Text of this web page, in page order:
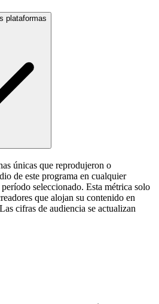
plataformas
únicas que reprodujeron o
de este programa en cualquier
seleccionado. Esta métrica solo
que alojan su contenido en
cifras de audiencia se actualizan